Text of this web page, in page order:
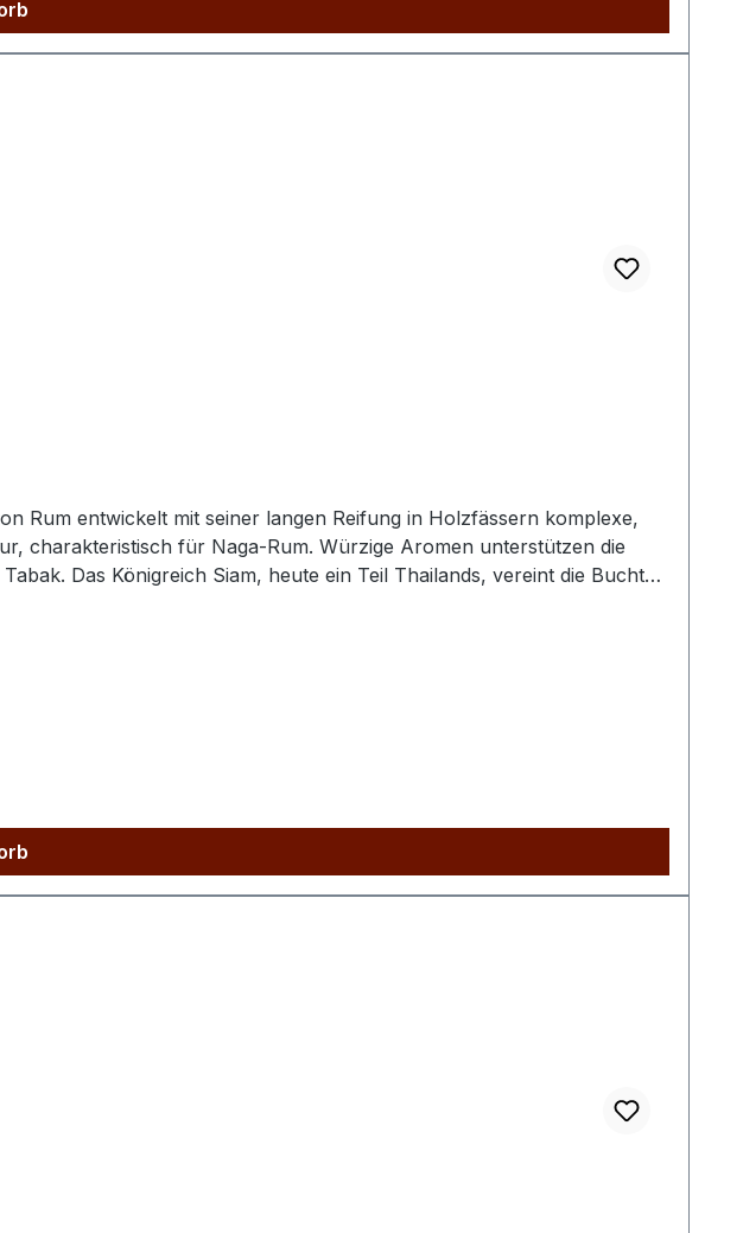
Rum entwickelt mit seiner langen Reifung in Holzfässern komplexe,
charakteristisch für Naga-Rum. Würzige Aromen unterstützen die
Das Königreich Siam, heute ein Teil Thailands, vereint die Bucht
hat eine lange Tradition in der hochwertigen